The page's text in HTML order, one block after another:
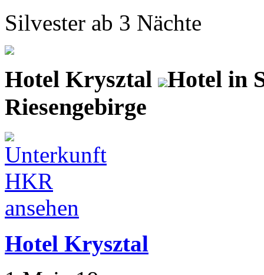
Silvester ab 3 Nächte
Hotel Krysztal Hotel in
Riesengebirge
Hotel Krysztal